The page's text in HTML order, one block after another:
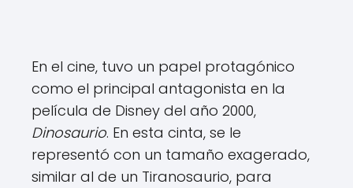
En el cine, tuvo un papel protagónico
como el principal antagonista en la
película de Disney del año 2000,
Dinosaurio. En esta cinta, se le
representó con un tamaño exagerado,
similar al de un Tiranosaurio, para